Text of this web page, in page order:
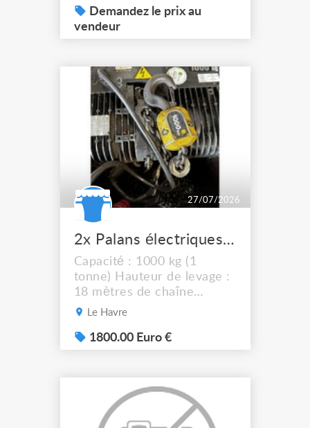
Demandez le prix au
vendeur
27/07/2026
2x Palans électriques Verlinde SM10 1T 18 m chaîne Flight case
Capacité : 1000 kg (1
tonne) Hauteur de levage :
18 mètres de chaîne
Vitesse : 4 m/min
(prise P17) Année : 1999
Livrés en flight-cases
Le Havre
1800.00 Euro €